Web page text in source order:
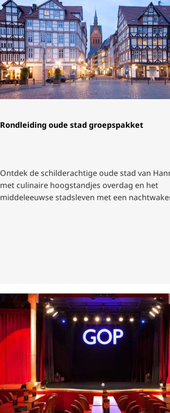
Rondleiding oude stad groepspakket
Ontdek de schilderachtige oude stad van
met culinaire hoogstandjes overdag en het
middeleeuwse stadsleven met een